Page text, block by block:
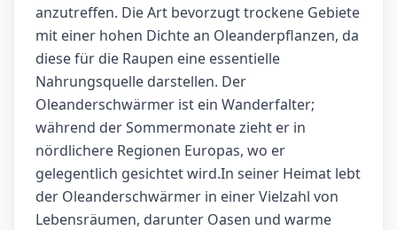
anzutreffen. Die Art bevorzugt trockene Gebiete
mit einer hohen Dichte an Oleanderpflanzen, da
diese für die Raupen eine essentielle
Nahrungsquelle darstellen. Der
Oleanderschwärmer ist ein Wanderfalter;
während der Sommermonate zieht er in
nördlichere Regionen Europas, wo er
gelegentlich gesichtet wird.In seiner Heimat lebt
der Oleanderschwärmer in einer Vielzahl von
Lebensräumen, darunter Oasen und warme